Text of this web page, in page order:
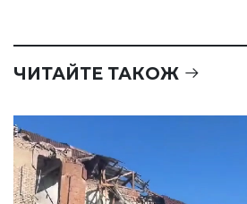
ЧИТАЙТЕ ТАКОЖ